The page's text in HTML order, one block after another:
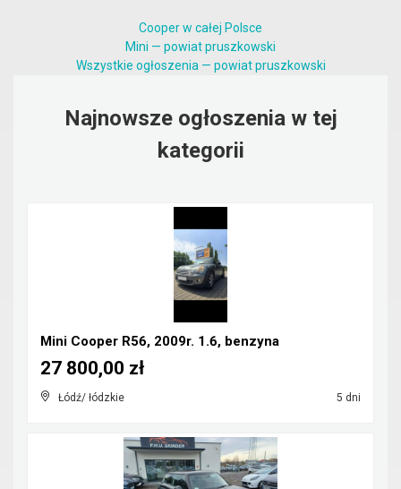
Cooper w całej Polsce
Mini — powiat pruszkowski
Wszystkie ogłoszenia — powiat pruszkowski
Najnowsze ogłoszenia w tej
kategorii
Mini Cooper R56, 2009r. 1.6, benzyna
Łódź/ łódzkie 5 dni
27 800,00 zł